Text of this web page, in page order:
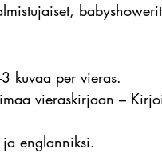
kuvaa per vieras.
vieraskirjaan –
englanniksi.